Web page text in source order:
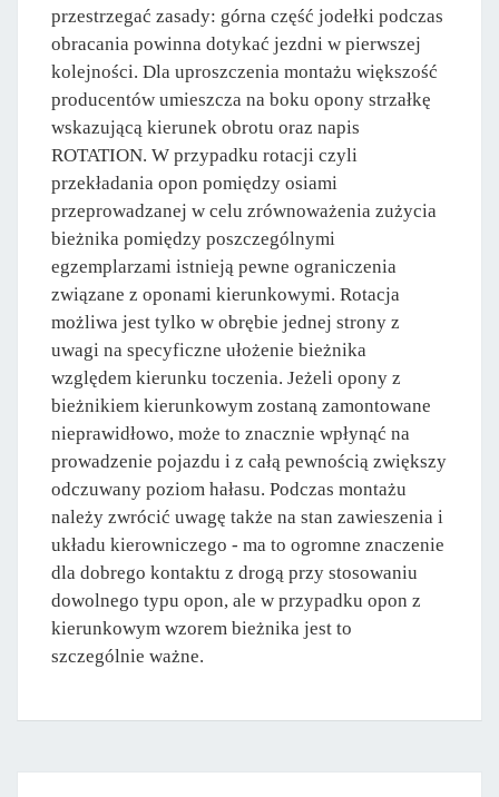
przestrzegać zasady: górna część jodełki podczas
obracania powinna dotykać jezdni w pierwszej
kolejności. Dla uproszczenia montażu większość
producentów umieszcza na boku opony strzałkę
wskazującą kierunek obrotu oraz napis
ROTATION. W przypadku rotacji czyli
przekładania opon pomiędzy osiami
przeprowadzanej w celu zrównoważenia zużycia
bieżnika pomiędzy poszczególnymi
egzemplarzami istnieją pewne ograniczenia
związane z oponami kierunkowymi. Rotacja
możliwa jest tylko w obrębie jednej strony z
uwagi na specyficzne ułożenie bieżnika
względem kierunku toczenia. Jeżeli opony z
bieżnikiem kierunkowym zostaną zamontowane
nieprawidłowo, może to znacznie wpłynąć na
prowadzenie pojazdu i z całą pewnością zwiększy
odczuwany poziom hałasu. Podczas montażu
należy zwrócić uwagę także na stan zawieszenia i
układu kierowniczego - ma to ogromne znaczenie
dla dobrego kontaktu z drogą przy stosowaniu
dowolnego typu opon, ale w przypadku opon z
kierunkowym wzorem bieżnika jest to
szczególnie ważne.